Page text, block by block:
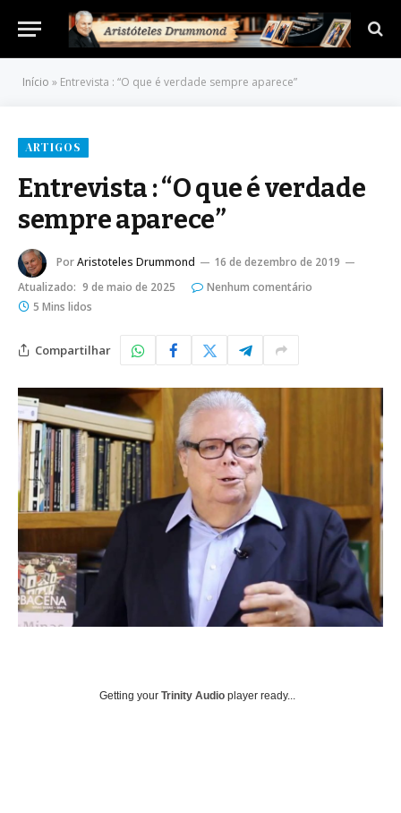
Início » Entrevista : “O que é verdade sempre aparece”
ARTIGOS
Entrevista : “O que é verdade
sempre aparece”
PorAristoteles Drummond
16 de dezembro de 2019
Atualizado: 9 de maio de 2025
Nenhum comentário
5 Mins lidos
Compartilhar
Getting your Trinity Audio player ready...